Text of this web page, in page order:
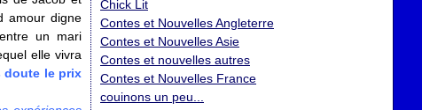
amour digne
un mari
elle vivra
doute le prix
Chick Lit
Contes et Nouvelles Angleterre
Contes et Nouvelles Asie
Contes et nouvelles autres
Contes et Nouvelles France
couinons un peu...